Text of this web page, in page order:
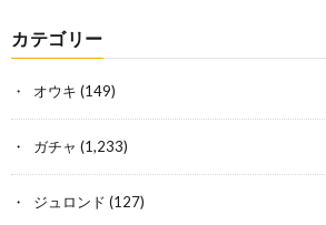
カテゴリー
オウキ (149)
ガチャ (1,233)
ジュロンド (127)